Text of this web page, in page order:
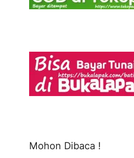
Mohon Dibaca !